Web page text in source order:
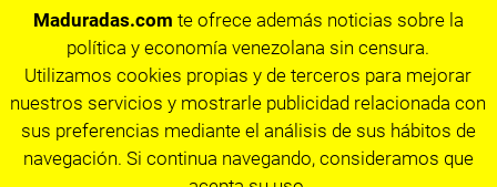
Maduradas.com te ofrece además noticias sobre la
política y economía venezolana sin censura.
Utilizamos cookies propias y de terceros para mejorar
nuestros servicios y mostrarle publicidad relacionada con
sus preferencias mediante el análisis de sus hábitos de
navegación. Si continua navegando, consideramos que